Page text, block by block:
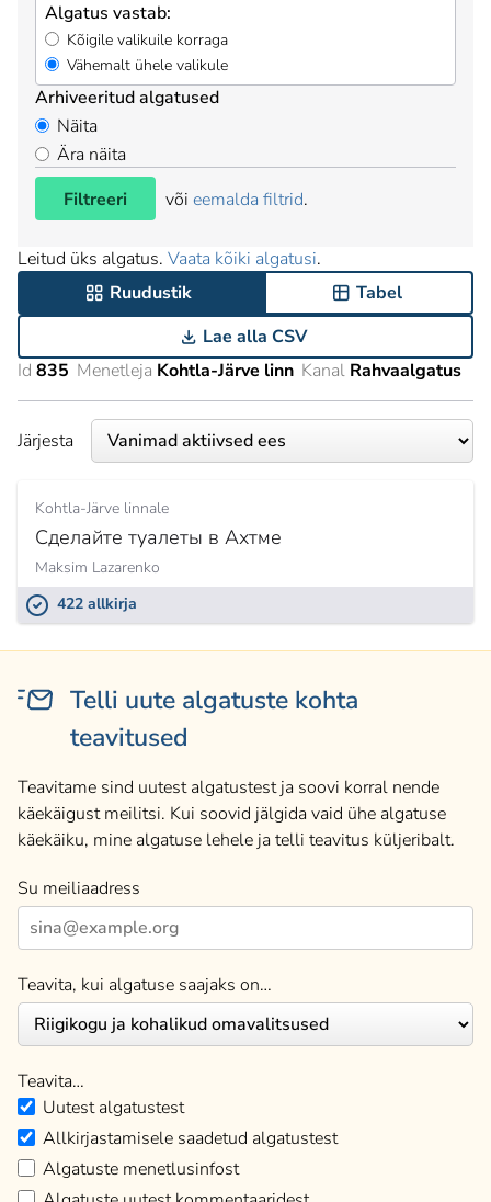
Algatus vastab:
Kõigile valikuile korraga
Vähemalt ühele valikule
Arhiveeritud algatused
Näita
Ära näita
Filtreeri
või eemalda filtrid.
Leitud üks algatus. Vaata kõiki algatusi.
Ruudustik
Tabel
Lae alla CSV
Id 835 Menetleja Kohtla-Järve linn Kanal Rahvaalgatus
Järjesta
Kohtla-Järve linnale
Сделайте туалеты в Ахтме
Maksim Lazarenko
422 allkirja
Telli uute algatuste kohta
teavitused
Teavitame sind uutest algatustest ja soovi korral nende
käekäigust meilitsi. Kui soovid jälgida vaid ühe algatuse
käekäiku, mine algatuse lehele ja telli teavitus küljeribalt.
Su meiliaadress
Teavita, kui algatuse saajaks on…
Teavita…
Uutest algatustest
Allkirjastamisele saadetud algatustest
Algatuste menetlusinfost